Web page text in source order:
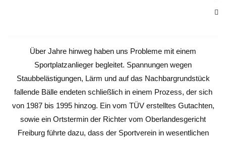
Über Jahre hinweg haben uns Probleme mit einem
Sportplatzanlieger begleitet. Spannungen wegen
Staubbelästigungen, Lärm und auf das Nachbargrundstück
fallende Bälle endeten schließlich in einem Prozess, der sich
von 1987 bis 1995 hinzog. Ein vom TÜV erstelltes Gutachten,
sowie ein Ortstermin der Richter vom Oberlandesgericht
Freiburg führte dazu, dass der Sportverein in wesentlichen